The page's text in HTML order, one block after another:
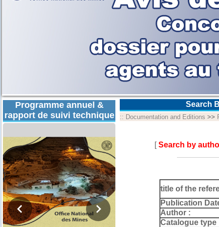
Programme annuel &
rapport de suivi technique
Search
:: Documentation and Editions >>
[Search by
title of the
Publication
Author :
Catalogue type